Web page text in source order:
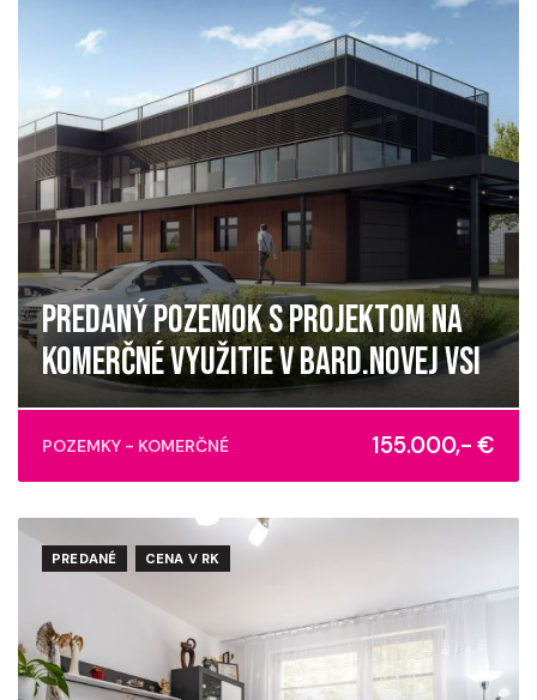
PREDANÝ POZEMOK S PROJEKTOM NA
KOMERČNÉ VYUŽITIE V BARD.NOVEJ VSI
Giraltovská, Bardejovská Nová Ves
POZEMKY - KOMERČNÉ 155.000,- €
PREDANÉ CENA V RK